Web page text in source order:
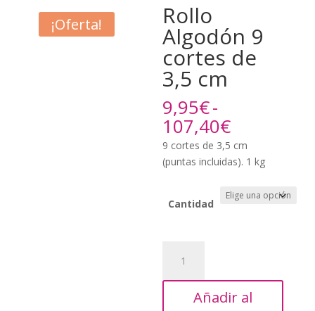
¡Oferta! Rollo
Algodón 9
cortes de
3,5 cm
9,95€-
107,40€Rango
de
precios:
desde
9,95€
hasta
9 cortes de 3,5 cm
(puntas incluidas). 1 kg
Cantidad
Algodón
9
Añadir al